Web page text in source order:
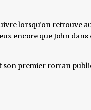
lorsqu’on retrouve
encore que John dans
son premier roman